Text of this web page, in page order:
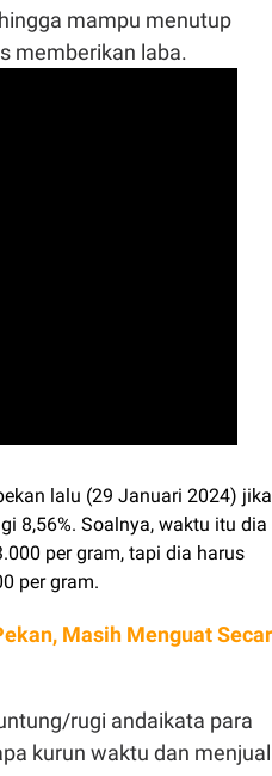
mampu menutup
memberikan laba.
lalu (29 Januari 2024) jika
8,56%. Soalnya, waktu itu dia
per gram, tapi dia harus
per gram.
Masih Menguat
rugi andaikata para
kurun waktu dan menjual